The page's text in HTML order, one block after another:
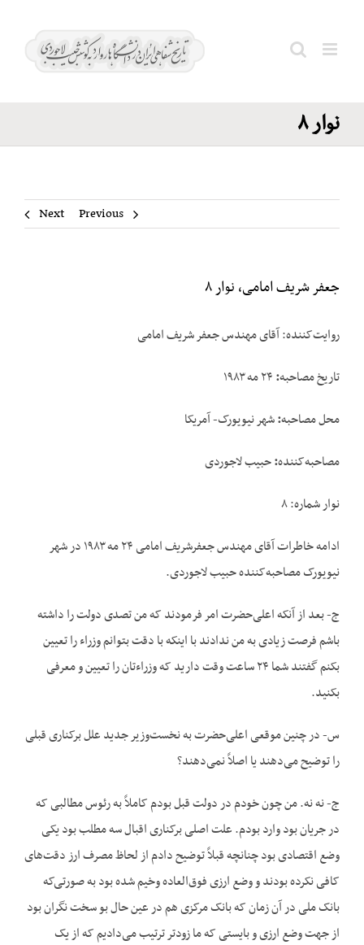
شریف
نوار ۸
Previous
Next
جعفر شریف امامی، نوار ۸
روایت‌کننده: آقای مهندس جعفر شریف امامی
تاریخ مصاحبه:
محل مصاحبه:شهر نیویورک- آمریکا
مصاحبه‌کننده:حبیب لاجوردی
نوار شماره: ۸
ادامه خاطرات آقای مهندس جعفرشریف امامی ۲۴ مه ۱۹۸۳ در شهر
نیویورک مصاحبه‌کننده حبیب لاجوردی.
ج- بعد از آنکه اعلی‌حضرت امر فرمودند که من تصدی دولت را داشته
باشم فرصت زیادی به من ندادند با اینکه با دقت بتوانم وزراء را تعیین
بکنم گفتند شما ۲۴ ساعت وقت دارید که وزراء‌تان را تعیین و معرفی
بکنید.
س- در چنین موقعی اعلی‌حضرت به نخست‌وزیر جدید علل برکناری قبلی
را توضیح می‌دهند یا اصلاً نمی‌دهند؟
ج- نه نه. من چون خودم در دولت قبل بودم کاملاً به رئوس مطالبی که
در جریان بود وارد بودم. علت اصلی برکناری اقبال سه مطلب بود یکی
وضع اقتصادی بود چنانچه قبلاً توضیح دادم از لحاظ مصرف ارز دقت‌های
کافی نکرده بودند و وضع ارزی فوق‌العاده وخیم شده بود به صورتی‌که
بانک ملی در آن زمان که بانک مرکزی هم در عین حال بو سخت نگران بود
از جهت وضع ارزی و بایستی که ما زودتر ترتیب می‌دادیم که از یک